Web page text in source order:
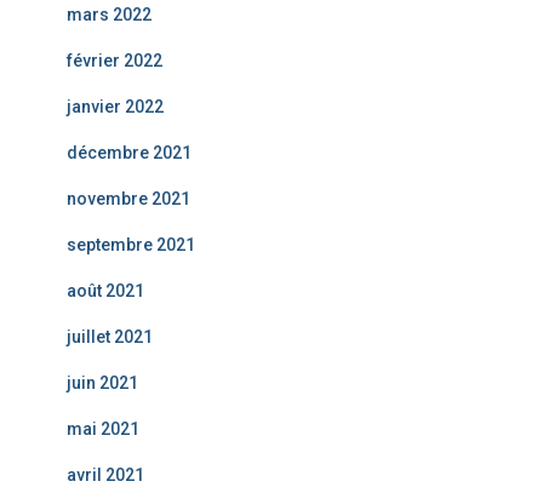
mars 2022
février 2022
janvier 2022
décembre 2021
novembre 2021
septembre 2021
août 2021
juillet 2021
juin 2021
mai 2021
avril 2021